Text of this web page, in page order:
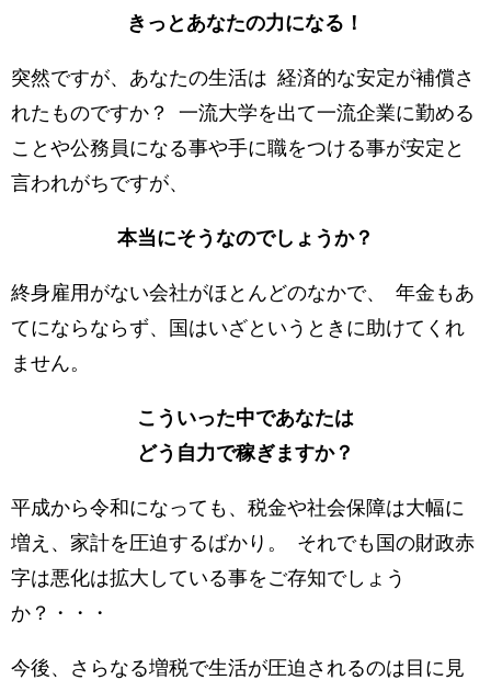
きっとあなたの力になる！
突然ですが、あなたの生活は 経済的な安定が補償さ
れたものですか？ 一流大学を出て一流企業に勤める
ことや公務員になる事や手に職をつける事が安定と
言われがちですが、
本当にそうなのでしょうか？
終身雇用がない会社がほとんどのなかで、 年金もあ
てにならならず、国はいざというときに助けてくれ
ません。
こういった中であなたは
どう自力で稼ぎますか？
平成から令和になっても、税金や社会保障は大幅に
増え、家計を圧迫するばかり。 それでも国の財政赤
字は悪化は拡大している事をご存知でしょう
か？・・・
今後、さらなる増税で生活が圧迫されるのは目に見